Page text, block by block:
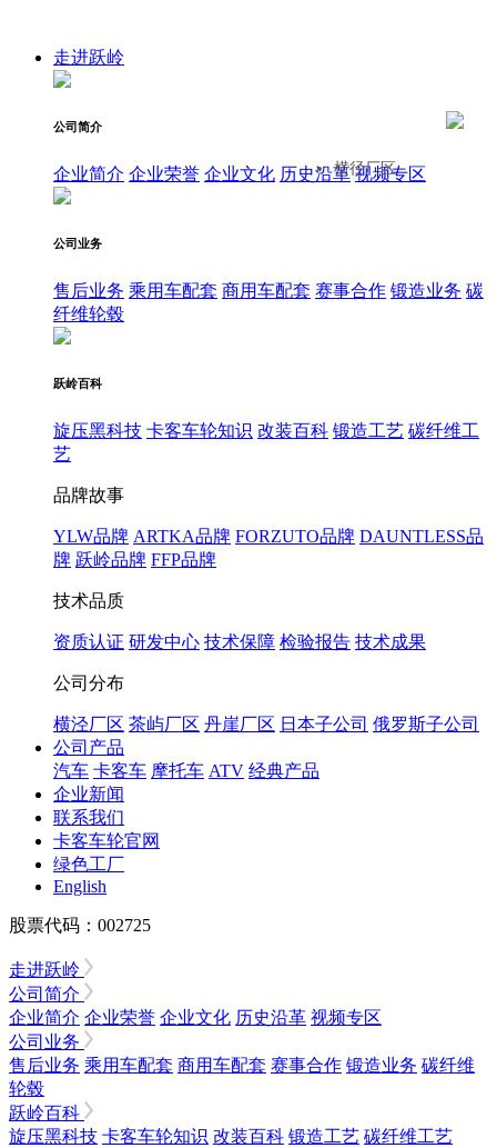
走进跃岭
公司简介
企业简介 企业荣誉 企业文化 历史沿革 视频专区
公司业务
售后业务 乘用车配套 商用车配套 赛事合作 锻造业务 碳
纤维轮毂
跃岭百科
旋压黑科技 卡客车轮知识 改装百科 锻造工艺 碳纤维工
艺
品牌故事
YLW品牌 ARTKA品牌 FORZUTO品牌 DAUNTLESS品
牌 跃岭品牌 FFP品牌
技术品质
资质认证 研发中心 技术保障 检验报告 技术成果
公司分布
横泾厂区 茶屿厂区 丹崖厂区 日本子公司 俄罗斯子公司
公司产品
汽车 卡客车 摩托车 ATV 经典产品
企业新闻
联系我们
卡客车轮官网
绿色工厂
English
股票代码：002725
走进跃岭
公司简介
企业简介 企业荣誉 企业文化 历史沿革 视频专区
公司业务
售后业务 乘用车配套 商用车配套 赛事合作 锻造业务 碳纤维
轮毂
跃岭百科
旋压黑科技 卡客车轮知识 改装百科 锻造工艺 碳纤维工艺
横径厂区